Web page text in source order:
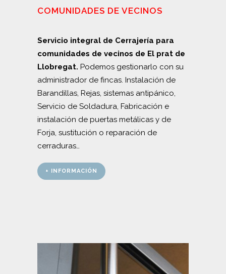
COMUNIDADES DE VECINOS
Servicio integral de Cerrajería para
comunidades de vecinos de El prat de
Llobregat. Podemos gestionarlo con su
administrador de fincas. Instalación de
Barandillas, Rejas, sistemas antipánico,
Servicio de Soldadura, Fabricación e
instalación de puertas metálicas y de
Forja, sustitución o reparación de
cerraduras…
+ INFORMACIÓN